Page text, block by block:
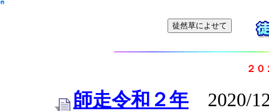
２０
師走令和２年 2020/